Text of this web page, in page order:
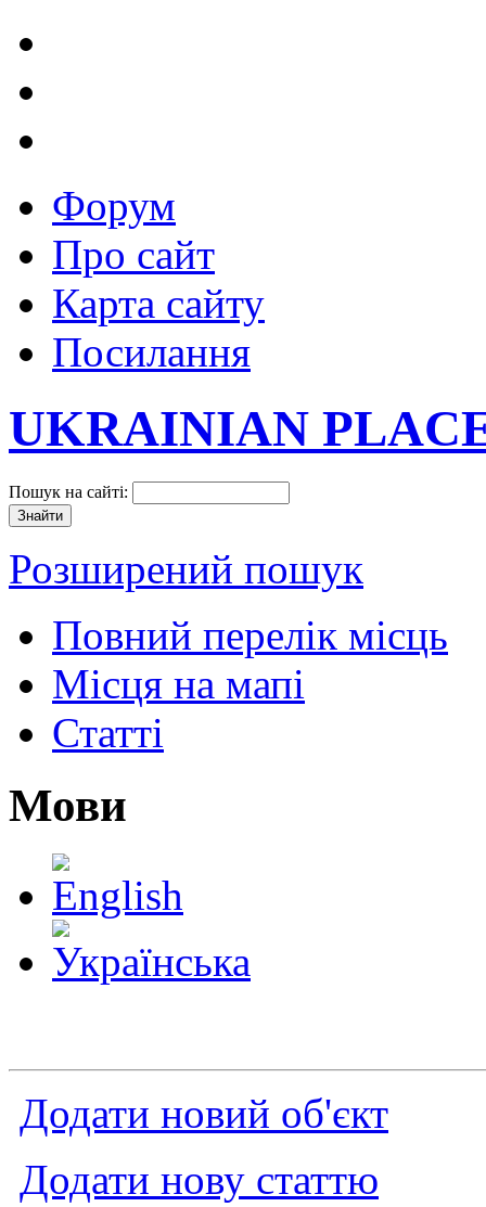
Форум
Про сайт
Карта сайту
Посилання
UKRAINIAN
Пошук на сайті:
Розширений пошук
Повний перелік місць
Місця на мапі
Статті
Мови
Додати новий об'єкт
Додати нову статтю